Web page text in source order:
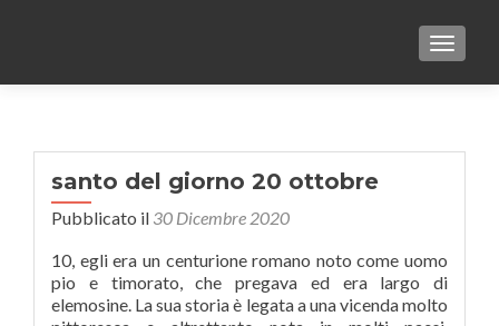
santo del giorno 20 ottobre
Pubblicato il 30 Dicembre 2020
10, egli era un centurione romano noto come uomo
pio e timorato, che pregava ed era largo di
elemosine. La sua storia è legata a una vicenda molto